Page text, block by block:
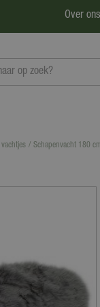
vachtjes Schapenvacht 180
Over ons